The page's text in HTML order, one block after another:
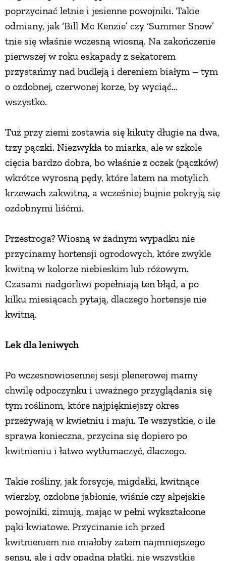
poprzycinać letnie i jesienne powojniki. Takie
odmiany, jak ‘Bill Mc Kenzie’ czy ‘Summer Snow’
tnie się właśnie wczesną wiosną. Na zakończenie
pierwszej w roku eskapady z sekatorem
przystańmy nad budleją i dereniem białym – tym
o ozdobnej, czerwonej korze, by wyciąć…
wszystko.
Tuż przy ziemi zostawia się kikuty długie na dwa,
trzy pączki. Niezwykła to miarka, ale w szkole
cięcia bardzo dobra, bo właśnie z oczek (pączków)
wkrótce wyrosną pędy, które latem na motylich
krzewach zakwitną, a wcześniej bujnie pokryją się
ozdobnymi liśćmi.
Przestroga? Wiosną w żadnym wypadku nie
przycinamy hortensji ogrodowych, które zwykle
kwitną w kolorze niebieskim lub różowym.
Czasami nadgorliwi popełniają ten błąd, a po
kilku miesiącach pytają, dlaczego hortensje nie
kwitną.
Lek dla leniwych
Po wczesnowiosennej sesji plenerowej mamy
chwilę odpoczynku i uważnego przyglądania się
tym roślinom, które najpiękniejszy okres
przeżywają w kwietniu i maju. Te wszystkie, o ile
sprawa konieczna, przycina się dopiero po
kwitnieniu i łatwo wytłumaczyć, dlaczego.
Takie rośliny, jak forsycje, migdałki, kwitnące
wierzby, ozdobne jabłonie, wiśnie czy alpejskie
powojniki, zimują, mając w pełni wykształcone
pąki kwiatowe. Przycinanie ich przed
kwitnieniem nie miałoby zatem najmniejszego
sensu, ale i gdy opadną płatki, nie wszystkie